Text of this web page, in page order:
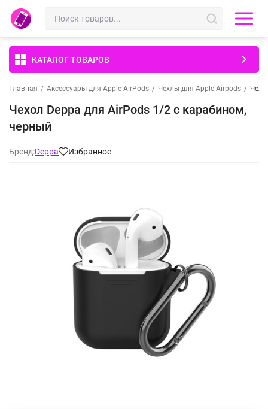
КАТАЛОГ ТОВАРОВ
Главная / Аксессуары для Apple AirPods / Чехлы для Apple Airpods /
Чехол Deppa для AirPods 1/2 с карабином,
черный
Бренд:Deppa Избранное